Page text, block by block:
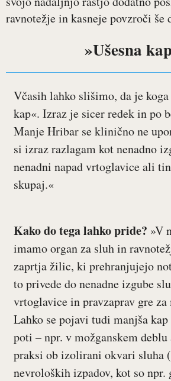
ravnotežje in kasneje povzroči še
»Ušesna
Včasih lahko slišimo, da je koga
kap«. Izraz je sicer redek in po
Manje Hribar se klinično ne
si izraz razlagam kot nenadno
nenadni napad vrtoglavice ali
skupaj.«
Kako do tega lahko pride? »V
imamo organ za sluh in
zaprtja žilic, ki prehranjujejo
to privede do nenadne izgube
vrtoglavice in pravzaprav gre za
Lahko se pojavi tudi manjša
poti – npr. v možganskem
praksi ob izolirani okvari sluha
nevroloških izpadov, kot so npr.